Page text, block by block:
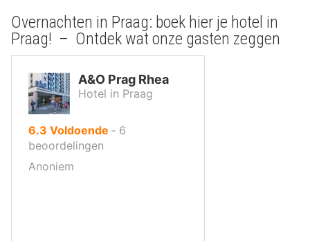
Overnachten in Praag: boek hier je hotel in
Praag! – Ontdek wat onze gasten zeggen
A&O Prag Rhea
Hotel in Praag
6.3 uit
10
Voldoende ‐ 6
beoordelingen
Anoniem